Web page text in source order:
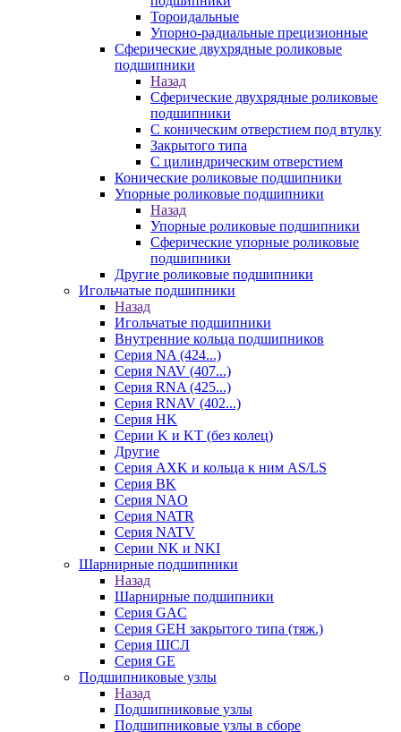
Тороидальные
Упорно-радиальные прецизионные
Сферические двухрядные роликовые
подшипники
Назад
Сферические двухрядные роликовые
подшипники
С коническим отверстием под втулку
Закрытого типа
С цилиндрическим отверстием
Конические роликовые подшипники
Упорные роликовые подшипники
Назад
Упорные роликовые подшипники
Сферические упорные роликовые
подшипники
Другие роликовые подшипники
Игольчатые подшипники
Назад
Игольчатые подшипники
Внутренние кольца подшипников
Серия NA (424...)
Серия NAV (407...)
Серия RNA (425...)
Серия RNAV (402...)
Серия HK
Серии K и KT (без колец)
Другие
Серия AXK и кольца к ним AS/LS
Серия BK
Серия NAO
Серия NATR
Серия NATV
Серии NK и NKI
Шарнирные подшипники
Назад
Шарнирные подшипники
Серия GAC
Серия GEH закрытого типа (тяж.)
Серия ШСЛ
Серия GE
Подшипниковые узлы
Назад
Подшипниковые узлы
Подшипниковые узлы в сборе